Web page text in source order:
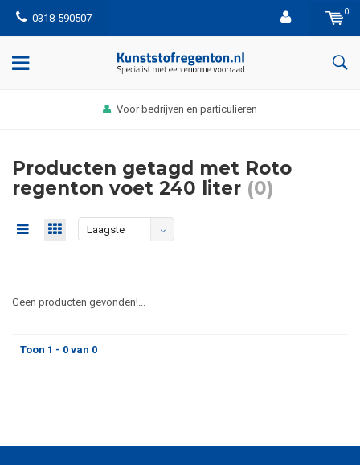
0318-590507
0
Voor bedrijven en particulieren
Producten getagd met Roto
regenton voet 240 liter (0)
Laagste
Geen producten gevonden!...
Toon 1 - 0 van 0